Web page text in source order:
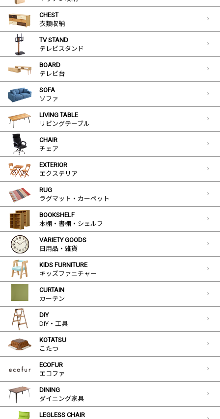
CHEST
衣類収納
TV STAND
テレビスタンド
BOARD
テレビ台
SOFA
ソファ
LIVING TABLE
リビングテーブル
CHAIR
チェア
EXTERIOR
エクステリア
RUG
ラグマット・カーペット
BOOKSHELF
本棚・書棚・シェルフ
VARIETY GOODS
日用品・雑貨
KIDS FURNITURE
キッズファニチャー
CURTAIN
カーテン
DIY
DIY・工具
KOTATSU
こたつ
ECOFUR
エコファ
DINING
ダイニング家具
LEGLESS CHAIR